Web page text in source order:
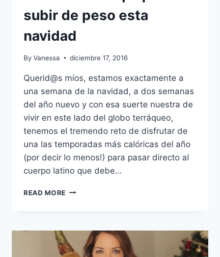
subir de peso esta
navidad
By Vanessa diciembre 17, 2016
Querid@s míos, estamos exactamente a
una semana de la navidad, a dos semanas
del año nuevo y con esa suerte nuestra de
vivir en este lado del globo terráqueo,
tenemos el tremendo reto de disfrutar de
una las temporadas más calóricas del año
(por decir lo menos!) para pasar directo al
cuerpo latino que debe…
READ MORE NUTRICIÓN:
NO
SUBIR
DE